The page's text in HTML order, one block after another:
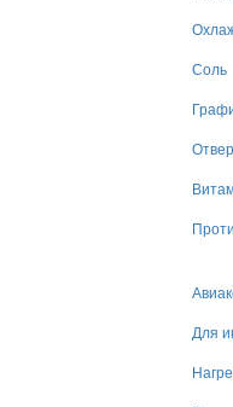
Соль
Для